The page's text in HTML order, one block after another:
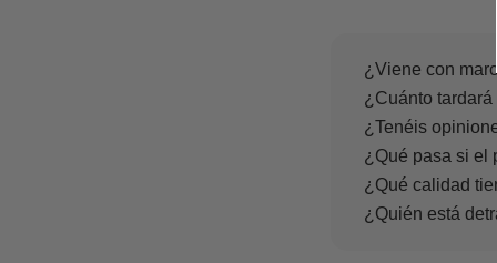
¿Viene con
¿Cuánto
¿Tenéis
¿Qué pasa si el
¿Qué calidad
¿Quién está